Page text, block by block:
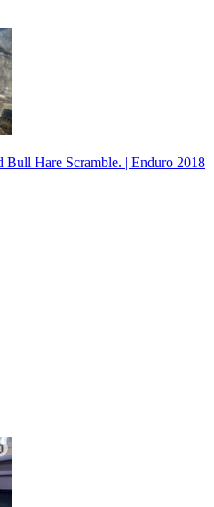
Bull Hare Scramble. | Enduro 2018